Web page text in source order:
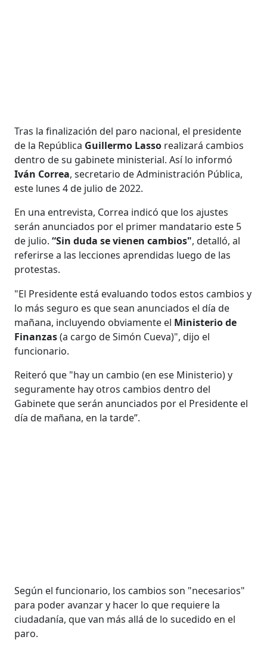
Tras la finalización del paro nacional, el presidente
de la República Guillermo Lasso realizará cambios
dentro de su gabinete ministerial. Así lo informó
Iván Correa, secretario de Administración Pública,
este lunes 4 de julio de 2022.
En una entrevista, Correa indicó que los ajustes
serán anunciados por el primer mandatario este 5
de julio. “Sin duda se vienen cambios", detalló, al
referirse a las lecciones aprendidas luego de las
protestas.
"El Presidente está evaluando todos estos cambios y
lo más seguro es que sean anunciados el día de
mañana, incluyendo obviamente el Ministerio de
Finanzas(a cargo de Simón Cueva)", dijo el
funcionario.
Reiteró que "hay un cambio (en ese Ministerio) y
seguramente hay otros cambios dentro del
Gabinete que serán anunciados por el Presidente el
día de mañana, en la tarde”.
Según el funcionario, los cambios son "necesarios"
para poder avanzar y hacer lo que requiere la
ciudadanía, que van más allá de lo sucedido en el
paro.